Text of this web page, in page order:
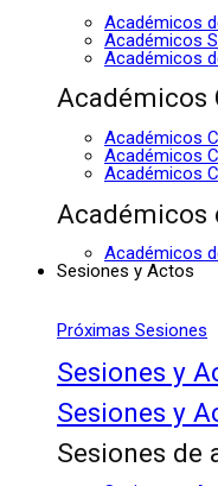
Académicos
Académicos
Académicos
Académicos
Académicos
Académicos
Académicos
Académicos
Académicos
Sesiones y Actos
Próximas Sesiones
Sesiones y
Sesiones y
Sesiones de